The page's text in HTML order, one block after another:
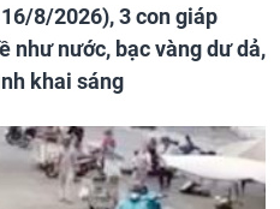
8/2026), 3 con giáp
như nước, bạc vàng dư dả,
khai sáng